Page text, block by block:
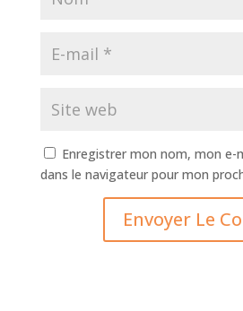
Enregistrer mon nom, mon e-
dans le navigateur pour mon